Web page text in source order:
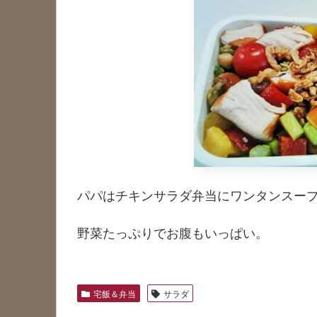
パパはチキンサラダ弁当にワンタンスー
野菜たっぷりでお腹もいっぱい。
宅飯＆弁当 サラダ